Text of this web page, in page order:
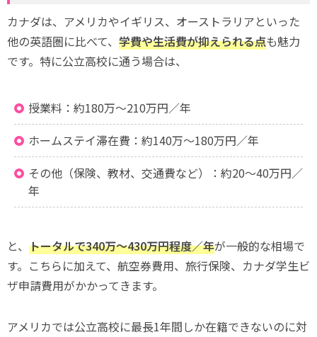
カナダは、アメリカやイギリス、オーストラリアといった
他の英語圏に比べて、 学費や生活費が抑えられる点も魅力
です。特に公立高校に通う場合は、
授業料：約180万〜210万円／年
ホームステイ滞在費：約140万〜180万円／年
その他（保険、教材、交通費など）：約20〜40万円／
年
と、 トータルで340万〜430万円程度／年が一般的な相場で
す。こちらに加えて、航空券費用、旅行保険、カナダ学生ビ
ザ申請費用がかかってきます。
アメリカでは公立高校に最長1年間しか在籍できないのに対